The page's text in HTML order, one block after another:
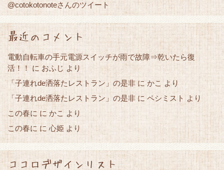
@cotokotonoteさんのツイート
最近のコメント
電動自転車の手元電源スイッチが雨で故障⇒乾いたら復
活！！ に おふじ より
「子連れde洒落たレストラン」の是非 に かこ より
「子連れde洒落たレストラン」の是非に ペシミスト より
この春に に かこより
この春にに 心姫 より
ココロデザインリスト